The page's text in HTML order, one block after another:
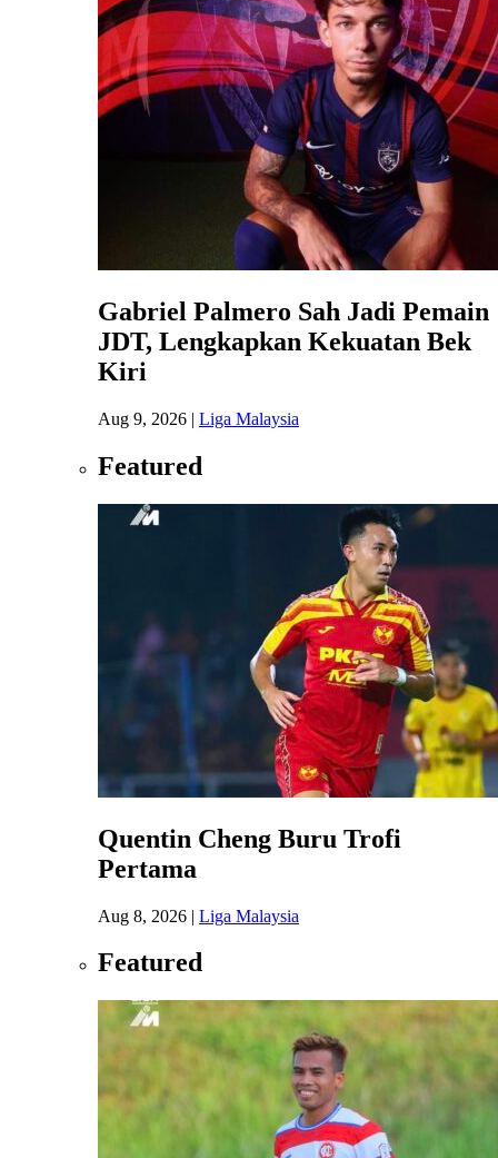
Gabriel Palmero Sah Jadi Pemain
JDT, Lengkapkan Kekuatan Bek
Kiri
Aug 9, 2026 | Liga Malaysia
Featured
Quentin Cheng Buru Trofi
Pertama
Aug 8, 2026 | Liga Malaysia
Featured